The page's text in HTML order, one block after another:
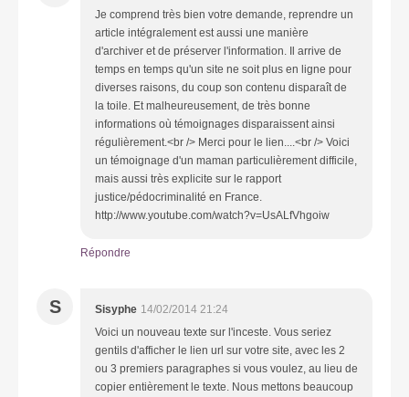
Je comprend très bien votre demande, reprendre un
article intégralement est aussi une manière
d'archiver et de préserver l'information. Il arrive de
temps en temps qu'un site ne soit plus en ligne pour
diverses raisons, du coup son contenu disparaît de
la toile. Et malheureusement, de très bonne
informations où témoignages disparaissent ainsi
régulièrement.<br /> Merci pour le lien....<br /> Voici
un témoignage d'un maman particulièrement difficile,
mais aussi très explicite sur le rapport
justice/pédocriminalité en France.
http://www.youtube.com/watch?v=UsALfVhgoiw
Répondre
S Sisyphe 14/02/2014 21:24
Voici un nouveau texte sur l'inceste. Vous seriez
gentils d'afficher le lien url sur votre site, avec les 2
ou 3 premiers paragraphes si vous voulez, au lieu de
copier entièrement le texte. Nous mettons beaucoup